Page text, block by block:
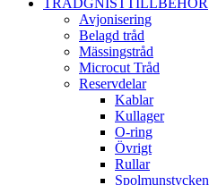
TRÅDGNISTTILLBEHÖR
Avjonisering
Belagd tråd
Mässingstråd
Microcut Tråd
Reservdelar
Kablar
Kullager
O-ring
Övrigt
Rullar
Spolmunstycken